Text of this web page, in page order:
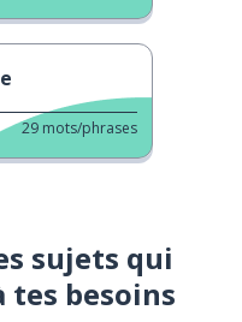
29 mots/phrases
sujets qui
tes besoins